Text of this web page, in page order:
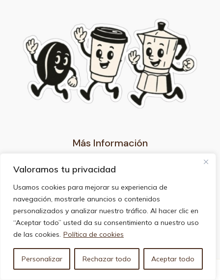
Valoramos tu privacidad
Usamos cookies para mejorar su experiencia de
navegación, mostrarle anuncios o contenidos
personalizados y analizar nuestro tráfico. Al hacer clic en
“Aceptar todo” usted da su consentimiento a nuestro uso
de las cookies. Política de cookies
Personalizar Rechazar todo Aceptar todo
Más Información
Nuestro Blog
Privacidad
Uso de cookies
Afiliación
Contacto
Sobre nosotros
Copyright © 2026 Café Adictos